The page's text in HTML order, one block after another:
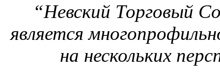
“Невский Торговый
является
на нескольких